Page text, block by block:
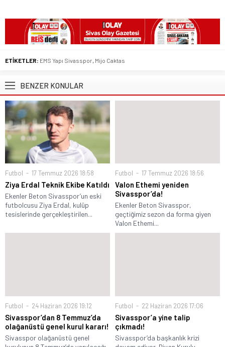
ETİKETLER: EMS Yapı Sivasspor Mijo Caktas
BENZER KONULAR
Futbol 17 Temmuz 2026 18:58
Ziya Erdal Teknik Ekibe Katıldı
Ekenler Beton Sivasspor’un eski
futbolcusu Ziya Erdal, kulüp
tesislerinde gerçekleştirilen...
Futbol 17 Temmuz 2026 18:56
Valon Ethemi yeniden
Sivasspor’da!
Ekenler Beton Sivasspor,
geçtiğimiz sezon da forma giyen
Valon Ethemi...
Futbol 24 Haziran 2026 19:12
Sivasspor’dan 8 Temmuz’da
olağanüstü genel kurul kararı!
Sivasspor olağanüstü genel
Futbol 22 Haziran 2026 17:06
Sivasspor’a yine talip
çıkmadı!
Sivasspor’da başkanlık krizi